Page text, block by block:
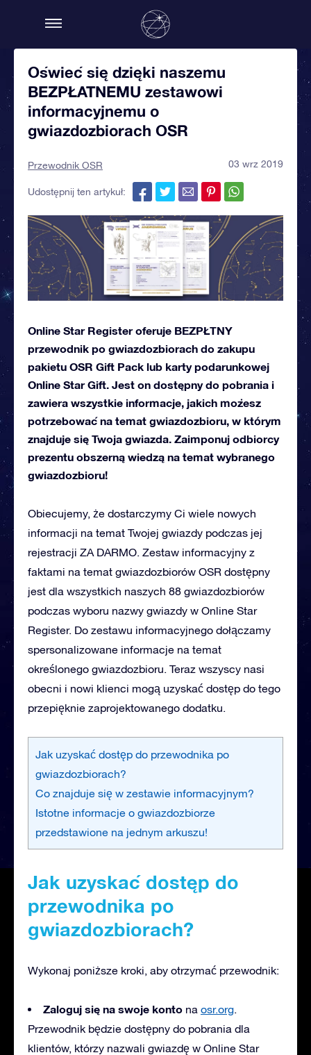
Oświeć się dzięki naszemu
BEZPŁATNEMU zestawowi
informacyjnemu o
gwiazdozbiorach OSR
Przewodnik OSR 03 wrz 2019
Udostępnij ten artykuł:
Online Star Register oferuje BEZPŁTNY
przewodnik po gwiazdozbiorach do zakupu
pakietu OSR Gift Pack lub karty podarunkowej
Online Star Gift. Jest on dostępny do pobrania i
zawiera wszystkie informacje, jakich możesz
potrzebować na temat gwiazdozbioru, w którym
znajduje się Twoja gwiazda. Zaimponuj odbiorcy
prezentu obszerną wiedzą na temat wybranego
gwiazdozbioru!
Obiecujemy, że dostarczymy Ci wiele nowych
informacji na temat Twojej gwiazdy podczas jej
rejestracji ZA DARMO. Zestaw informacyjny z
faktami na temat gwiazdozbiorów OSR dostępny
jest dla wszystkich naszych 88 gwiazdozbiorów
podczas wyboru nazwy gwiazdy w Online Star
Register. Do zestawu informacyjnego dołączamy
spersonalizowane informacje na temat
określonego gwiazdozbioru. Teraz wszyscy nasi
obecni i nowi klienci mogą uzyskać dostęp do tego
przepięknie zaprojektowanego dodatku.
Jak uzyskać dostęp do przewodnika po
gwiazdozbiorach?
Co znajduje się w zestawie informacyjnym?
Istotne informacje o gwiazdozbiorze
przedstawione na jednym arkuszu!
Jak uzyskać dostęp do
przewodnika po
gwiazdozbiorach?
Wykonaj poniższe kroki, aby otrzymać przewodnik:
Zaloguj się na swoje konto na osr.org.
Przewodnik będzie dostępny do pobrania dla
klientów, którzy nazwali gwiazdę w Online Star